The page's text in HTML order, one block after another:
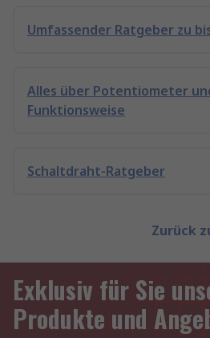
Umfassender Ratgeber zu
Alles über Potentiometer
Funktionsweise
Schaltdraht-Ratgeber
Zurück
Exklusiv für Sie
Produkte und